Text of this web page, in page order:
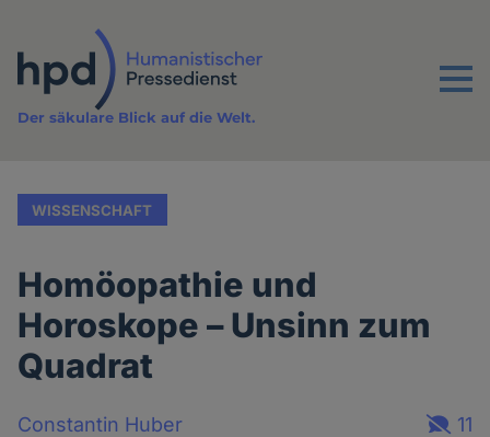
Inhalt
Menu
Der säkulare Blick auf die Welt.
WISSENSCHAFT
Homöopathie und
Horoskope – Unsinn zum
Quadrat
Constantin Huber
11